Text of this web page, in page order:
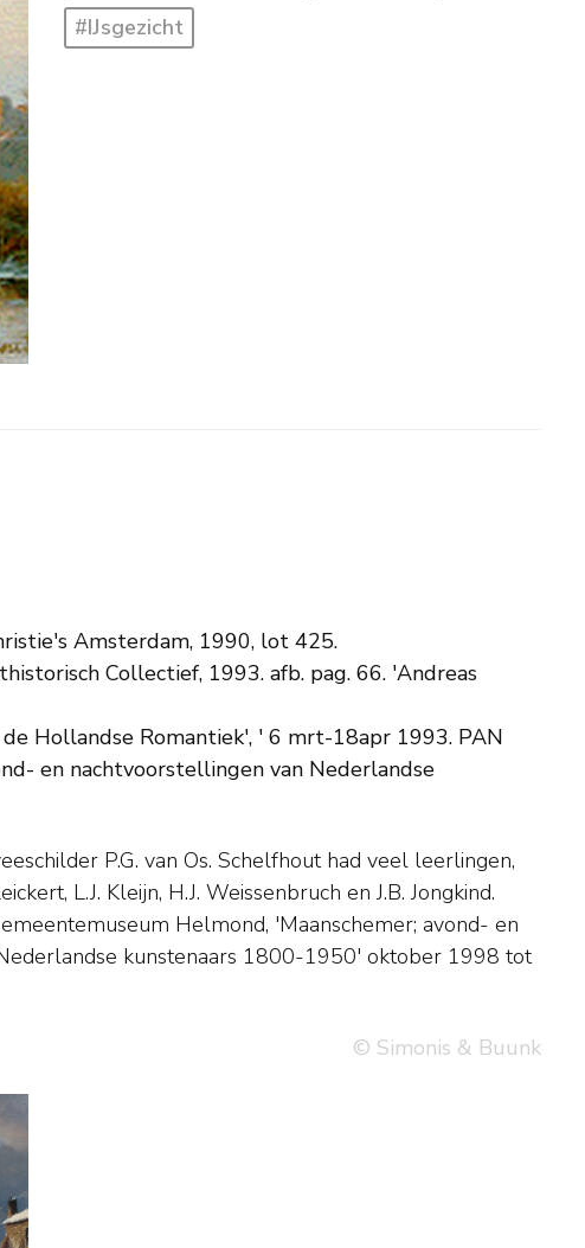
#IJsgezicht
Amsterdam, 1990, lot 425.
Collectief, 1993. afb. pag. 66. 'Andreas
Hollandse Romantiek', ' 6 mrt-18apr 1993. PAN
en nachtvoorstellingen van Nederlandse
© Simonis & Buunk